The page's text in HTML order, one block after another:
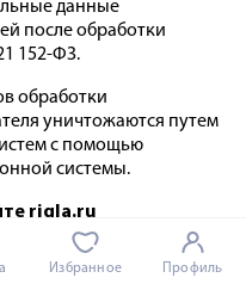
данные
после обработки
152-ФЗ.
обработки
уничтожаются путем
с помощью
системы.
rigla.ru
cookie – это небольшие
и цифр, загружаемые на
Избранное Профиль